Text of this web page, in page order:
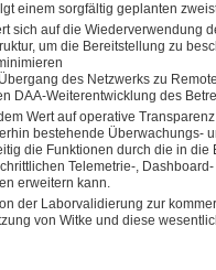
einem sorgfältig geplanten
sich auf die Wiederverwendung
um die Bereitstellung zu
des Netzwerks zu
DAA-Weiterentwicklung des
Wert auf operative
bestehende Überwachungs-
die Funktionen durch die in die
Telemetrie-, Dashboard-
erweitern kann.
der Laborvalidierung zur
von Witke und diese